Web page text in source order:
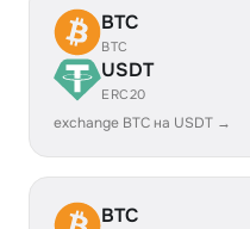
BTC
BTC
USDT
ERC20
exchange BTC на USDT →
BTC